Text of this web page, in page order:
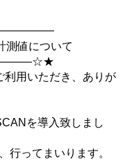
測値について
利用いただき、ありが
を導入致しまし
行ってまいります。